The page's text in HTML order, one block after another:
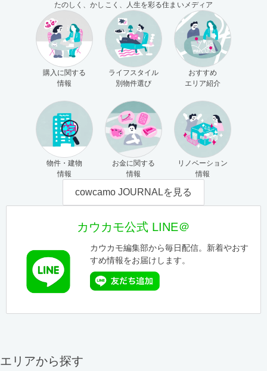
たのしく、かしこく、人生を彩る住まいメディア
購入に関する
情報
ライフスタイル
別物件選び
おすすめ
エリア紹介
物件・建物
情報
お金に関する
情報
リノベーション
情報
cowcamo JOURNALを見る
カウカモ公式 LINE＠
カウカモ編集部から毎日配信。新着やおす
すめ情報をお届けします。
エリアから探す